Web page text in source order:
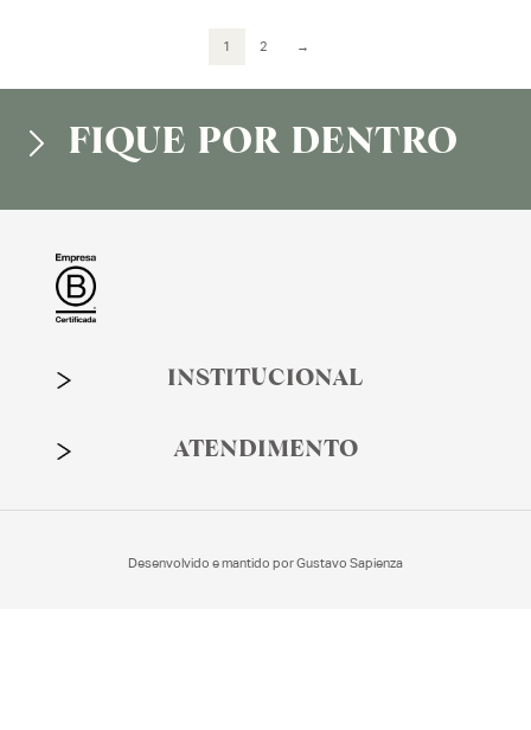
1 2 →
FIQUE POR DENTRO
INSTITUCIONAL
ATENDIMENTO
Desenvolvido e mantido porGustavo Sapienza